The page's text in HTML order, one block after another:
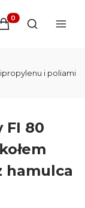
w
Otwórz
i
FI 80
hamulca